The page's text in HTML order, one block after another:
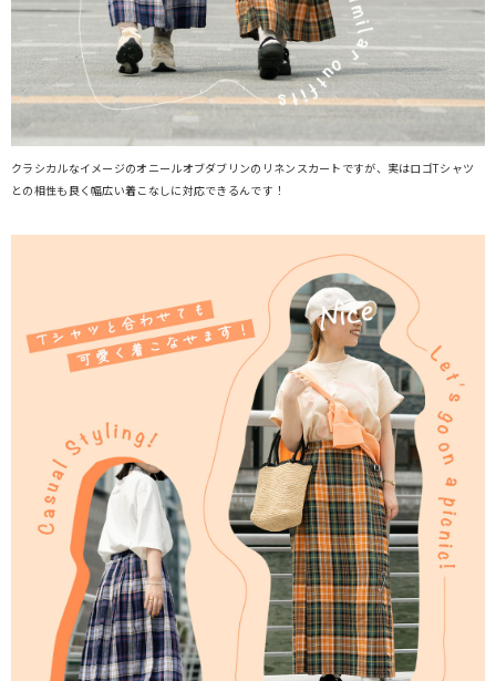
クラシカルなイメージのオニールオブダブリンのリネンスカートですが、実はロゴTシャツ
との相性も良く幅広い着こなしに対応できるんです！